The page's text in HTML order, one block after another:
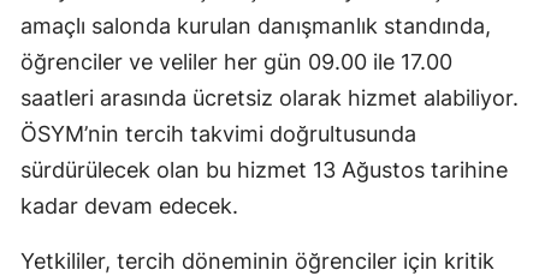
amaçlı salonda kurulan danışmanlık standında,
öğrenciler ve veliler her gün 09.00 ile 17.00
saatleri arasında ücretsiz olarak hizmet alabiliyor.
ÖSYM’nin tercih takvimi doğrultusunda
sürdürülecek olan bu hizmet 13 Ağustos tarihine
kadar devam edecek.
Yetkililer, tercih döneminin öğrenciler için kritik